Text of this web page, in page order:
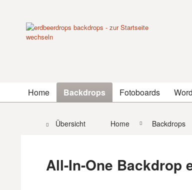
Home Backdrops Fotoboards
Übersicht Home Backdrops
All-In-One Backdrop